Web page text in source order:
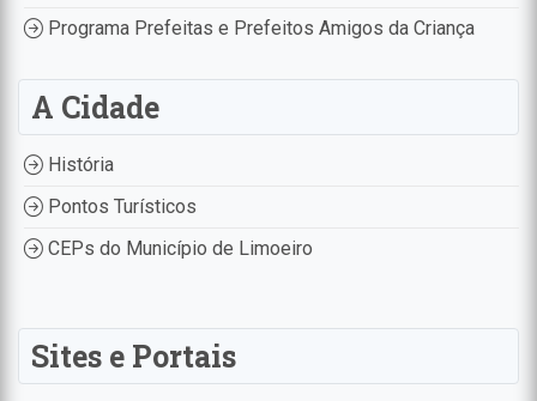
Programa Prefeitas e Prefeitos Amigos da Criança
A Cidade
História
Pontos Turísticos
CEPs do Município de Limoeiro
Sites e Portais